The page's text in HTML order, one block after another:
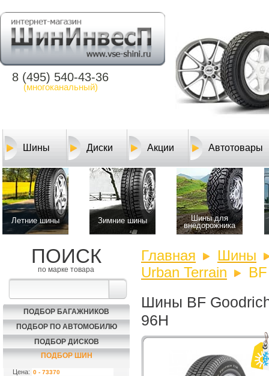
8 (495) 540-43-36
(многоканальный)
Шины Диски Акции Автотовары
Летние шины Зимние шины
Шины для
внедорожника
ПОИСК
по марке товара
ПОДБОР БАГАЖНИКОВ
ПОДБОР ПО АВТОМОБИЛЮ
ПОДБОР ДИСКОВ
ПОДБОР ШИН
Цена:
Главная
Шины
Urban Terrain
Шины BF
96H